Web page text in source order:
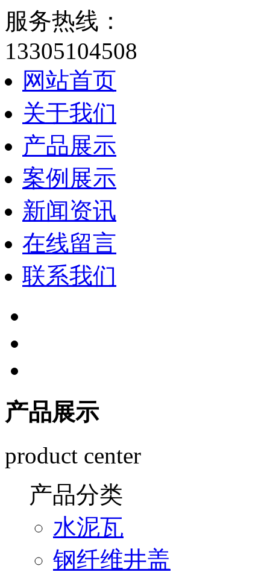
服务热线：
13305104508
网站首页
关于我们
产品展示
案例展示
新闻资讯
在线留言
联系我们
产品展示
product center
产品分类
水泥瓦
钢纤维井盖